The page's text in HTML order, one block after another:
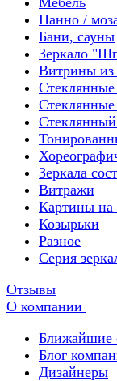
Панно /
Бани, сауны
Зеркало
Витрины из
Стеклянные
Зеркала
Витражи
Картины на
Козырьки
Разное
Серия
Отзывы
О компании
Ближайшие
Блог
Дизайнеры